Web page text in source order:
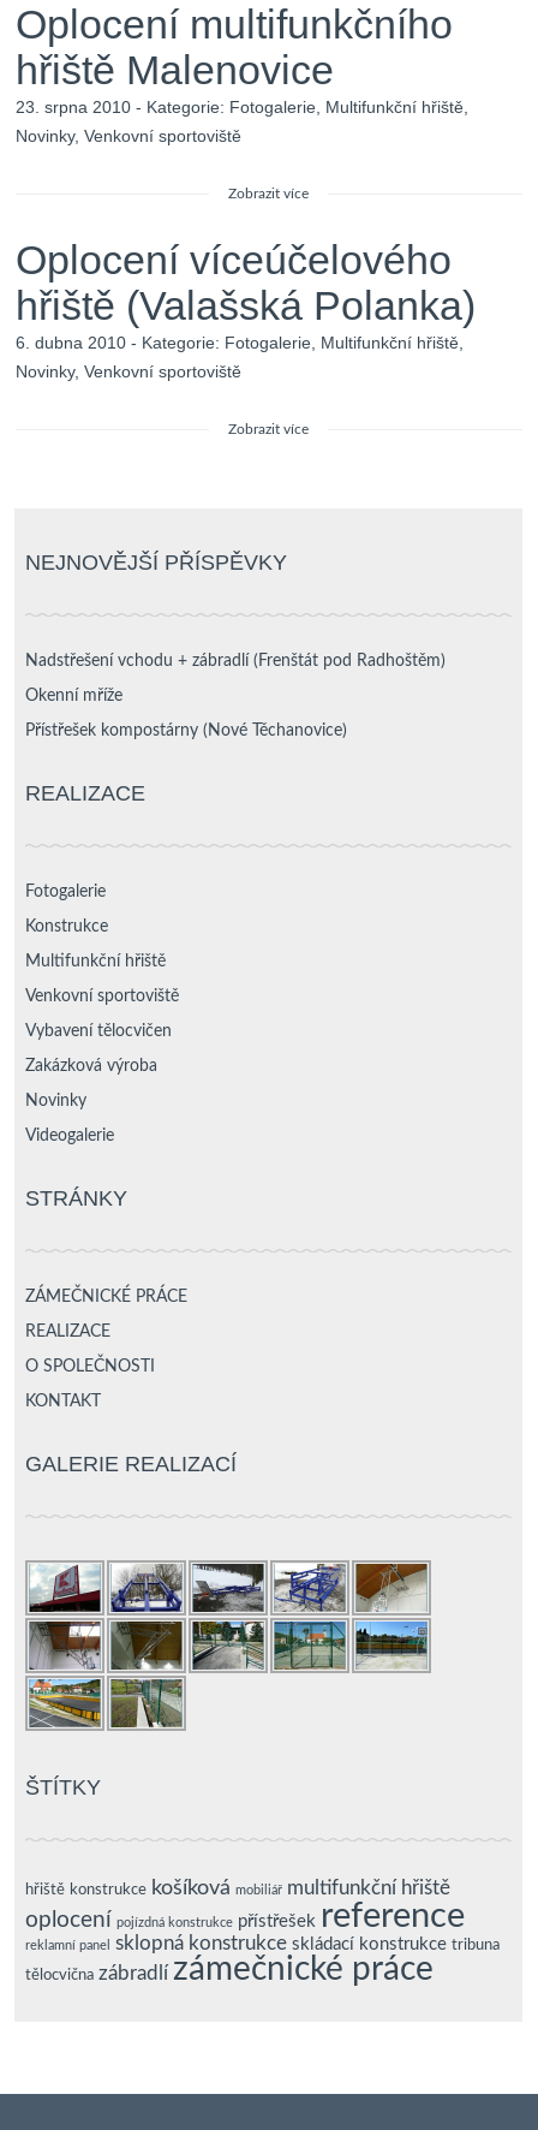
Oplocení multifunkčního
hřiště Malenovice
23. srpna 2010 - Kategorie: Fotogalerie Multifunkční hřiště
Novinky,Venkovní sportoviště
Zobrazit více
Oplocení víceúčelového
hřiště (Valašská Polanka)
6. dubna 2010 - Kategorie: Fotogalerie Multifunkční hřiště
Novinky,Venkovní sportoviště
Zobrazit více
NEJNOVĚJŠÍ PŘÍSPĚVKY
Nadstřešení vchodu + zábradlí (Frenštát pod Radhoštěm)
Okenní mříže
Přístřešek kompostárny (Nové Těchanovice)
REALIZACE
Fotogalerie
Konstrukce
Multifunkční hřiště
Venkovní sportoviště
Vybavení tělocvičen
Zakázková výroba
Novinky
Videogalerie
STRÁNKY
ZÁMEČNICKÉ PRÁCE
REALIZACE
O SPOLEČNOSTI
KONTAKT
GALERIE REALIZACÍ
ŠTÍTKY
hřiště konstrukce košíková mobiliář multifunkční hřiště
oplocení pojízdná konstrukce přístřešek reference
reklamní panel sklopná konstrukce skládací konstrukce tribuna
tělocvična zábradlí zámečnické práce